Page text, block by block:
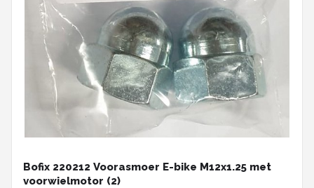
Bofix 220212 Voorasmoer E-bike M12x1.25 met
voorwielmotor (2)